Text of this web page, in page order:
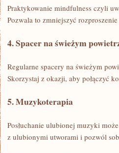
Praktykowanie mindfulness czyli
Pozwala to zmniejszyć
4.⁤ Spacer ⁣na świeżym
Regularne spacery na świeżym
Skorzystaj z okazji, aby⁢ połączyć‍
5. ⁤Muzykoterapia
Posłuchanie‍ ulubionej ​muzyki
z⁣ ulubionymi utworami ⁤i pozwól